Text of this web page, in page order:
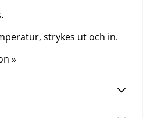
strykes ut och in.
»